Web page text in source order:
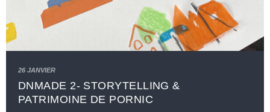
26 JANVIER
DNMADE 2- STORYTELLING &
PATRIMOINE DE PORNIC